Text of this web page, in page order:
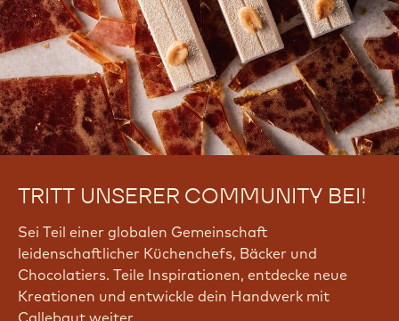
TRITT UNSERER COMMUNITY BEI!
Sei Teil einer globalen Gemeinschaft
leidenschaftlicher Küchenchefs, Bäcker und
Chocolatiers. Teile Inspirationen, entdecke neue
Kreationen und entwickle dein Handwerk mit
Callebaut weiter.